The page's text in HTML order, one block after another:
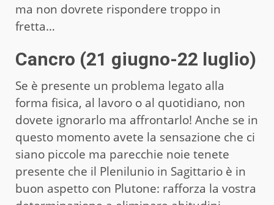
ma non dovrete rispondere troppo in
fretta…
Cancro (21 giugno-22 luglio)
Se è presente un problema legato alla
forma fisica, al lavoro o al quotidiano, non
dovete ignorarlo ma affrontarlo! Anche se in
questo momento avete la sensazione che ci
siano piccole ma parecchie noie tenete
presente che il Plenilunio in Sagittario è in
buon aspetto con Plutone: rafforza la vostra